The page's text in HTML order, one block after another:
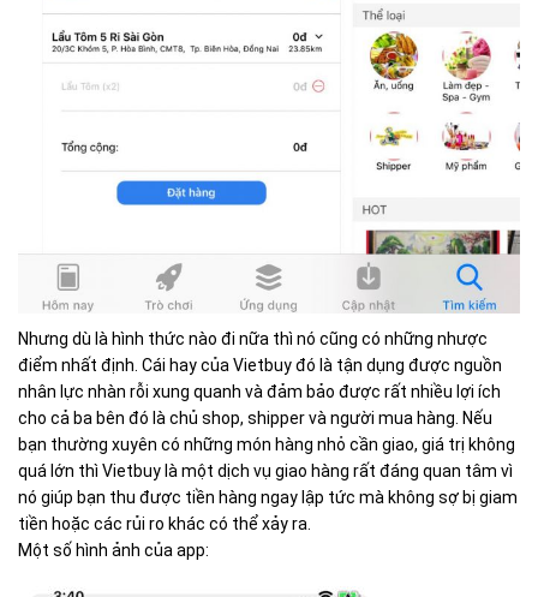
Nhưng dù là hình thức nào đi nữa thì nó cũng có những nhược
điểm nhất định. Cái hay của Vietbuy đó là tận dụng được nguồn
nhân lực nhàn rỗi xung quanh và đảm bảo được rất nhiều lợi ích
cho cả ba bên đó là chủ shop, shipper và người mua hàng. Nếu
bạn thường xuyên có những món hàng nhỏ cần giao, giá trị không
quá lớn thì Vietbuy là một dịch vụ giao hàng rất đáng quan tâm vì
nó giúp bạn thu được tiền hàng ngay lập tức mà không sợ bị giam
tiền hoặc các rủi ro khác có thể xảy ra.
Một số hình ảnh của app: